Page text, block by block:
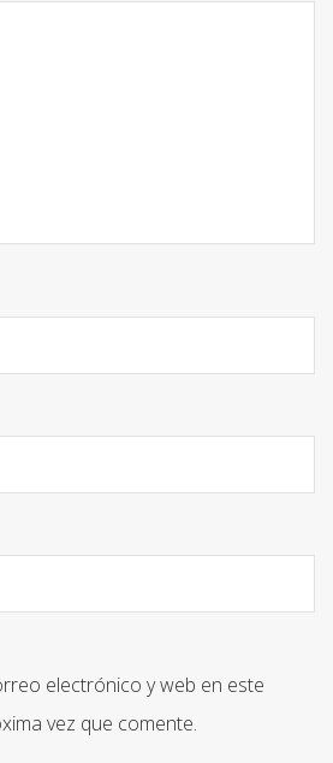
electrónico y web en este
vez que comente.